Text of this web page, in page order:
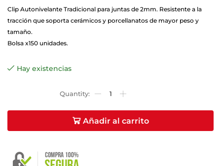
Clip Autonivelante Tradicional para juntas de 2mm. Resistente a la
tracción que soporta cerámicos y porcellanatos de mayor peso y
tamaño.
Bolsa x150 unidades.
Hay existencias
Añadir al carrito